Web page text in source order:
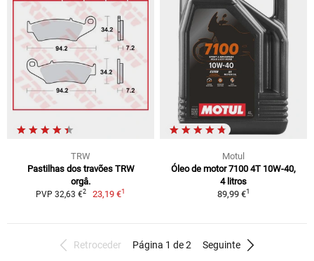
TRW
Pastilhas dos travões TRW
orgâ.
PVP 32,63 €2 23,19 €1
Motul
Óleo de motor 7100 4T 10W-40,
4 litros
89,99 €1
Retroceder Página 1 de 2 Seguinte